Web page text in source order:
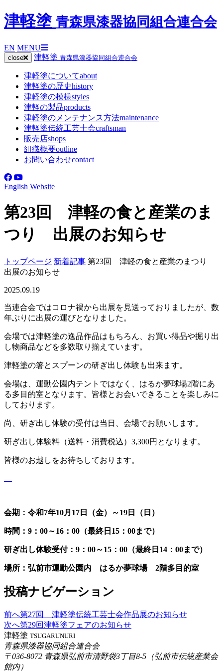
津軽塗 青森県漆器協同組合連合会
EN MENU
close 津軽塗 青森県漆器協同組合連合会
津軽塗についてabout
津軽塗の歴史history
津軽塗の模様styles
津軽の製品products
津軽塗のメンテナンス方法maintenance
津軽塗伝統工芸士会craftsman
販売店shops
組織概要outline
お問い合わせcontact
English Website
第23回 津軽の食と産業のま
つり 出展のお知らせ
トップページ 新着記事 第23回 津軽の食と産業のまつり
出展のお知らせ
2025.09.19
当連合会ではコロナ禍から出展を見送っておりましたが、数
年ぶりに出展の運びとなりました。
会場では津軽塗の逸品作品はもちろん、お買い得品や掘り出
し物商品などを多数取り揃えています。
津軽塗の箸とスプーンの研ぎ出し体験も出来ます。
会場は、運動公園内テントではなく、はるか夢球場2階にあ
る多目的室となります。皆様とお会いできることを楽しみに
しております。
尚、研ぎ出し体験の受付は当日、会場でお願いします。
研ぎ出し体験料（送料・消費税込）3,300円となります。
皆様のお越しをお待ちしております。
会期： 令和7年10月17日（金）～19日（日）
時間：9：00～16：00（最終日15：00まで）
研ぎ出し体験受付：9：00～15：00（最終日14：00まで）
場所：弘前市運動公園内 はるか夢球場 2階多目的室
投稿ナビゲーション
前へ第27回 津軽塗伝統工芸士会作品展のお知らせ
次へ第29回津軽塗フェアのお知らせ
津軽塗 TSUGARUNURI
青森県漆器協同組合連合会
〒036-8072 青森県弘前市清野袋3丁目8-5（弘前市伝統産業会
館内）